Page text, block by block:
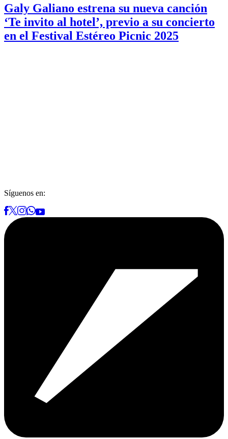
Galy Galiano estrena su nueva canción
‘Te invito al hotel’, previo a su concierto
en el Festival Estéreo Picnic 2025
Síguenos en: